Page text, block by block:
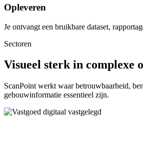
Opleveren
Je ontvangt een bruikbare dataset,
Sectoren
Visueel sterk in complexe
ScanPoint werkt waar betrouwbaarheid,
gebouwinformatie essentieel zijn.